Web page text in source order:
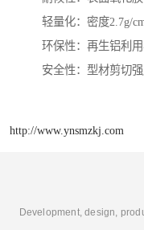
轻量化‌：密度2.7g/
环保性‌：再生铝利
安全性‌：型材剪切强
http://www.ynsmzkj.com
Development, design,